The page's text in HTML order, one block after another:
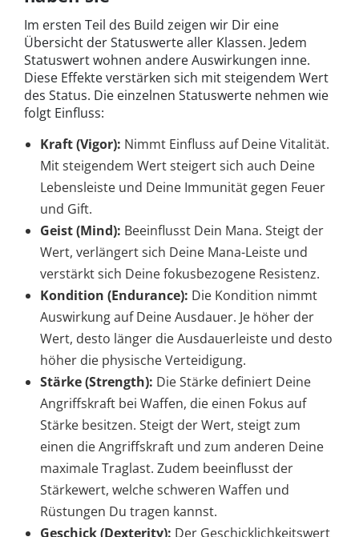
Im ersten Teil des Build zeigen wir Dir eine
Übersicht der Statuswerte aller Klassen. Jedem
Statuswert wohnen andere Auswirkungen inne.
Diese Effekte verstärken sich mit steigendem Wert
des Status. Die einzelnen Statuswerte nehmen wie
folgt Einfluss:
Kraft (Vigor): Nimmt Einfluss auf Deine Vitalität.
Mit steigendem Wert steigert sich auch Deine
Lebensleiste und Deine Immunität gegen Feuer
und Gift.
Geist (Mind): Beeinflusst Dein Mana. Steigt der
Wert, verlängert sich Deine Mana-Leiste und
verstärkt sich Deine fokusbezogene Resistenz.
Kondition (Endurance): Die Kondition nimmt
Auswirkung auf Deine Ausdauer. Je höher der
Wert, desto länger die Ausdauerleiste und desto
höher die physische Verteidigung.
Stärke (Strength): Die Stärke definiert Deine
Angriffskraft bei Waffen, die einen Fokus auf
Stärke besitzen. Steigt der Wert, steigt zum
einen die Angriffskraft und zum anderen Deine
maximale Traglast. Zudem beeinflusst der
Stärkewert, welche schweren Waffen und
Rüstungen Du tragen kannst.
Geschick (Dexterity): Der Geschicklichkeitswert